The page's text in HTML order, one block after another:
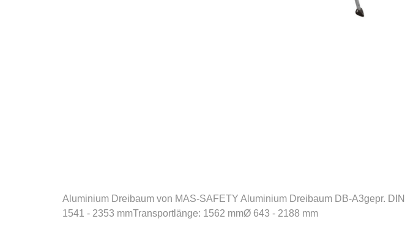
Aluminium Dreibaum von MAS-SAFETY Aluminium Dreibaum DB-A3gepr.
1541 - 2353 mmTransportlänge: 1562 mmØ 643 - 2188 mm